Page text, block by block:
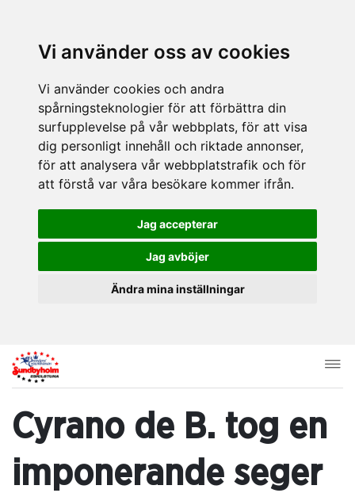
Vi använder oss av cookies
Vi använder cookies och andra
spårningsteknologier för att förbättra din
surfupplevelse på vår webbplats, för att visa
dig personligt innehåll och riktade annonser,
för att analysera vår webbplatstrafik och för
att förstå var våra besökare kommer ifrån.
Jag accepterar
Jag avböjer
Ändra mina inställningar
Cyrano de B. tog en
imponerande seger